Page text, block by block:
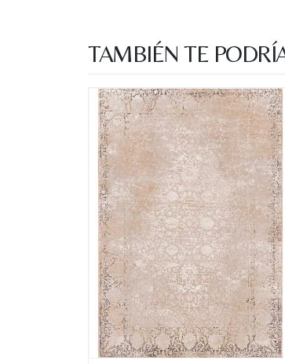
TAMBIÉN TE